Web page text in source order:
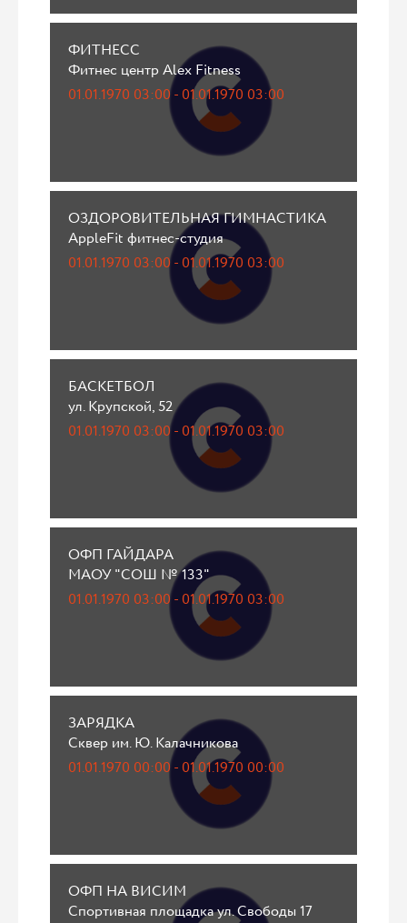
ФИТНЕСС
Фитнес центр Alex Fitness
01.01.1970 03:00 - 01.01.1970 03:00
ОЗДОРОВИТЕЛЬНАЯ ГИМНАСТИКА
AppleFit фитнес-студия
01.01.1970 03:00 - 01.01.1970 03:00
БАСКЕТБОЛ
ул. Крупской, 52
01.01.1970 03:00 - 01.01.1970 03:00
ОФП ГАЙДАРА
МАОУ "СОШ № 133"
01.01.1970 03:00 - 01.01.1970 03:00
ЗАРЯДКА
Сквер им. Ю. Калачникова
01.01.1970 00:00 - 01.01.1970 00:00
ОФП НА ВИСИМ
Спортивная площадка ул. Свободы 17